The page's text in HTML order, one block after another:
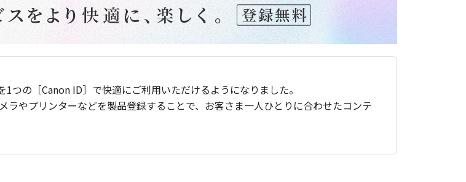
つの［Canon ID］で快適にご利用いただけるようになりました。
やプリンターなどを製品登録することで、お客さま一人ひとりに合わせたコンテ